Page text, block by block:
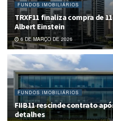
FUNDOS IMOBILIÁRIOS
TRXF11 finaliza compra de
Albert Einstein
6 DE MARÇO DE 2026
FUNDOS IMOBILIÁRIOS
FIIB11 rescinde contrato
detalhes